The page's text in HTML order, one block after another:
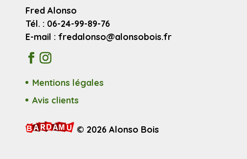
Fred Alonso
Tél. : 06-24-99-89-76
E-mail : fredalonso@alonsobois.fr
Mentions légales
Avis clients
© 2026 Alonso Bois